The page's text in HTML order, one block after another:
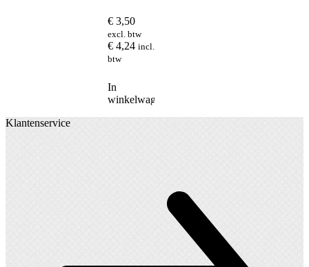
€ 3,50
excl. btw
€ 4,24 incl.
btw
In
winkelwagen
Klantenservice